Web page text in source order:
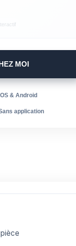
MOI
& Android
application